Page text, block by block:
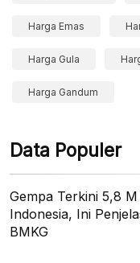
Harga Emas
Harga Gula
Harga Gandum
Data Populer
Gempa Terkini 5,8
Indonesia, Ini
BMKG